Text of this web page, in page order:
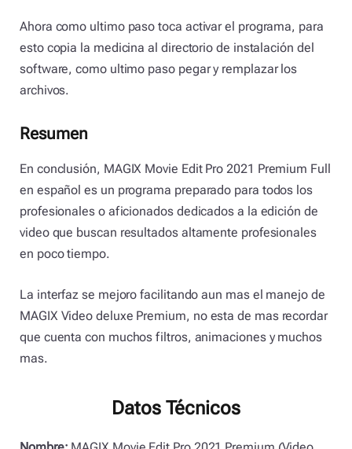
Ahora como ultimo paso toca activar el programa, para
esto copia la medicina al directorio de instalación del
software, como ultimo paso pegar y remplazar los
archivos.
Resumen
En conclusión, MAGIX Movie Edit Pro 2021 Premium Full
en español es un programa preparado para todos los
profesionales o aficionados dedicados a la edición de
video que buscan resultados altamente profesionales
en poco tiempo.
La interfaz se mejoro facilitando aun mas el manejo de
MAGIX Video deluxe Premium, no esta de mas recordar
que cuenta con muchos filtros, animaciones y muchos
mas.
Datos Técnicos